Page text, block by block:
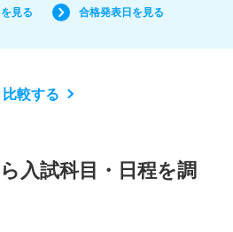
見る 合格発表日を見る
較する
入試科目・日程を調